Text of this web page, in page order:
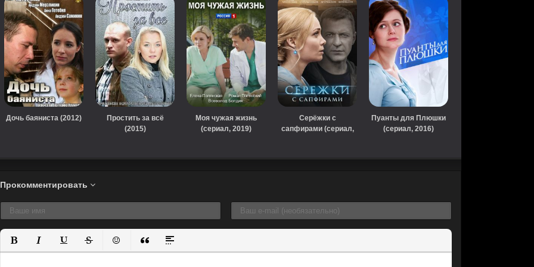
Дочь баяниста (2012)
Простить за всё
(2015)
Моя чужая жизнь
(сериал, 2019)
Серёжки с
сапфирами (сериал,
Пуанты для Плюшки
(сериал, 2016)
Прокомментировать
Полужирный
КурсивПодчеркнутый
ЗачеркнутыйВставить смайлик
Вставка цитаты
Вставка спойлера